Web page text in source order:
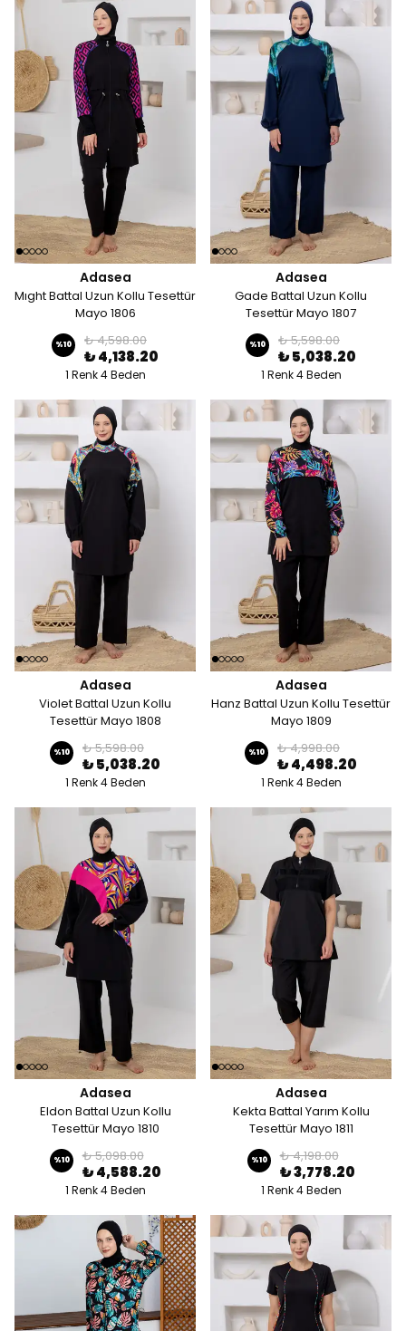
Adasea
Mıght Battal Uzun Kollu Tesettür
Mayo 1806
%10 ₺ 4,598.00
₺ 4,138.20
1 Renk 4 Beden
Adasea
Gade Battal Uzun Kollu
Tesettür Mayo 1807
%10 ₺ 5,598.00
₺ 5,038.20
1 Renk 4 Beden
Adasea
Violet Battal Uzun Kollu
Tesettür Mayo 1808
%10 ₺ 5,598.00
₺ 5,038.20
1 Renk 4 Beden
Adasea
Hanz Battal Uzun Kollu Tesettür
Mayo 1809
%10 ₺ 4,998.00
₺ 4,498.20
1 Renk 4 Beden
Adasea
Eldon Battal Uzun Kollu
Tesettür Mayo 1810
%10 ₺ 5,098.00
₺ 4,588.20
1 Renk 4 Beden
Adasea
Kekta Battal Yarım Kollu
Tesettür Mayo 1811
%10 ₺ 4,198.00
₺ 3,778.20
1 Renk 4 Beden